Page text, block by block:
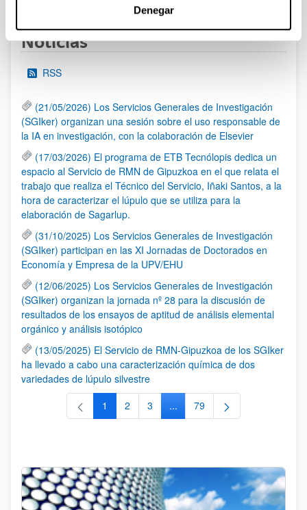
Denegar
Noticias
RSS
(21/05/2026) Los Servicios Generales de Investigación
(SGIker) organizan una sesión sobre el uso responsable de
la IA en investigación, con la colaboración de Elsevier
(17/03/2026) El programa de ETB Tecnólopis dedica un
espacio al Servicio de RMN de Gipuzkoa en el que relata el
trabajo que realiza el Técnico del Servicio, Iñaki Santos, a la
hora de caracterizar el lúpulo que se utiliza para la
elaboración de Sagarlup.
(31/10/2025) Los Servicios Generales de Investigación
(SGIker) participan en las XI Jornadas de Doctorados en
Economía y Empresa de la UPV/EHU
(12/06/2025) Los Servicios Generales de Investigación
(SGIker) organizan la jornada nº 28 para la discusión de
resultados de los ensayos de aptitud de análisis elemental
orgánico y análisis isotópico
(13/05/2025) El Servicio de RMN-Gipuzkoa de los SGIker
ha llevado a cabo una caracterización química de dos
variedades de lúpulo silvestre
Página
1 Página
2 Página
3 ...Páginas intermedias Use TAB
Página
79